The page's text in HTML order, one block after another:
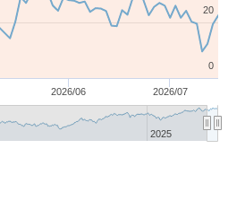
2026/06 2026/07
2025
0
20